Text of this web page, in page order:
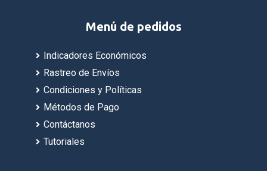
Menú de pedidos
Indicadores Económicos
Rastreo de Envíos
Condiciones y Políticas
Métodos de Pago
Contáctanos
Tutoriales